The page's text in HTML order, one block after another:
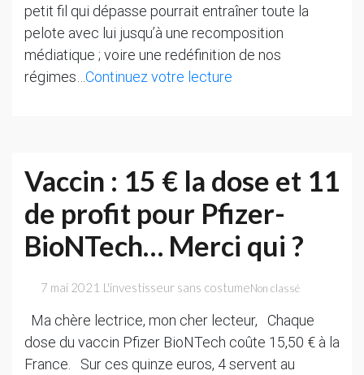
petit fil qui dépasse pourrait entraîner toute la
pelote avec lui jusqu’à une recomposition
médiatique ; voire une redéfinition de nos
régimes…Continuez votre lecture
êtes
joueur
et
citoyen)
Vaccin : 15 € la dose et 11
de profit pour Pfizer-
BioNTech… Merci qui ?
7 mai 2021 L'investisseur sans costumeNon classé
Ma chère lectrice, mon cher lecteur, Chaque
dose du vaccin Pfizer BioNTech coûte 15,50 € à la
France. Sur ces quinze euros, 4 servent au